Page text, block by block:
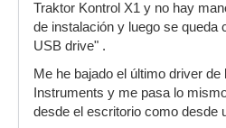
Traktor Kontrol X1 y no hay
de instalación y luego se queda
USB drive" .
Me he bajado el último driver de
Instruments y me pasa lo
desde el escritorio como desde